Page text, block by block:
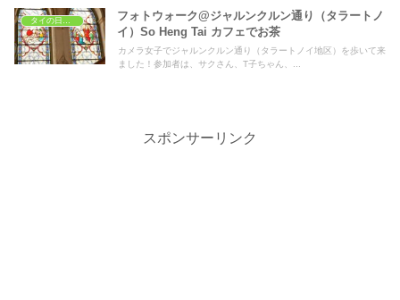
フォトウォーク@ジャルンクルン通り（タラートノ
イ）So Heng Tai カフェでお茶
カメラ女子でジャルンクルン通り（タラートノイ地区）を歩いて来
ました！参加者は、サクさん、T子ちゃん、...
スポンサーリンク